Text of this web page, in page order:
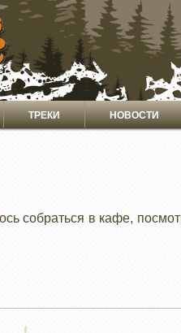
ТРЕКИ НОВОСТИ
собраться в кафе,